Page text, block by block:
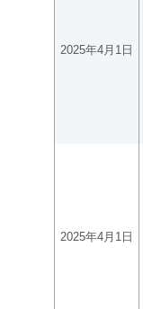
2025年4月1日
2025年4月1日